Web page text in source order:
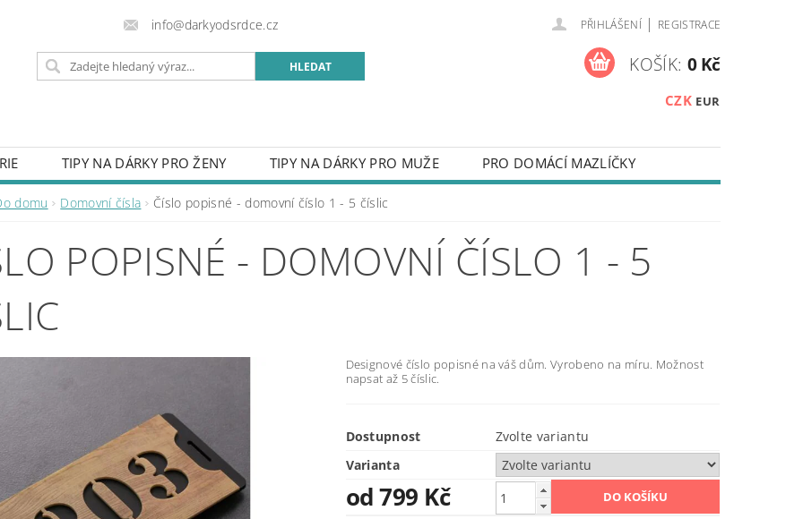
info@darkyodsrdce.cz PŘIHLÁŠENÍ | REGISTRACE
CZK EUR
KOŠÍK: 0 Kč
TIPY NA DÁRKY PRO ŽENY TIPY NA DÁRKY PRO MUŽE
PRO DOMÁCÍ MAZLÍČKY
Z FOTKY HODINKY OBLEČENÍ PŘÍVĚSKY NA KLÍČE
MOTÝLKY RUČNĚ VYRÁBĚNÉ VÝROBKY
OBALY NA MOBILNÍ TELEFONY
PRO RADOST
OBCHODNÍ PODMÍNKY
domu Domovní čísla Číslo popisné - domovní číslo 1 - 5 číslic
POPISNÉ - DOMOVNÍ ČÍSLO 1 - 5
Designové číslo popisné na váš dům. Vyrobeno na míru. Možnost
napsat až 5 číslic.
Dostupnost
Zvolte variantu
Varianta
od 799 Kč